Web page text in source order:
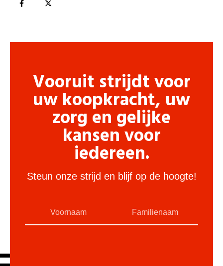
Vooruit strijdt voor
uw koopkracht, uw
zorg en gelijke
kansen voor
iedereen.
Steun onze strijd en blijf op de hoogte!